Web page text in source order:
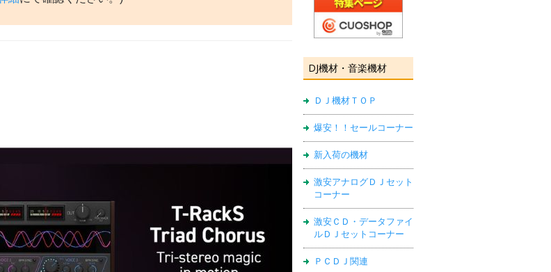
DJ機材・音楽機材
ＤＪ機材ＴＯＰ
爆安！！セールコーナー
新入荷の機材
激安アナログＤＪセット
コーナー
激安ＣＤ・データファイ
ルＤＪセットコーナー
ＰＣＤＪ関連